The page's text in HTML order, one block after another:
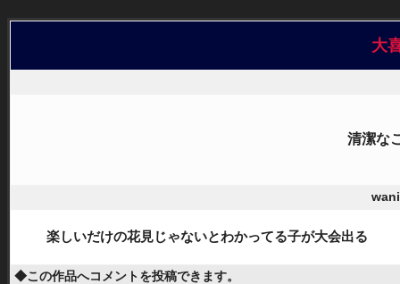
大
清潔な
楽しいだけの花見じゃないとわかってる子が大会出る
◆この作品へコメントを投稿できます。